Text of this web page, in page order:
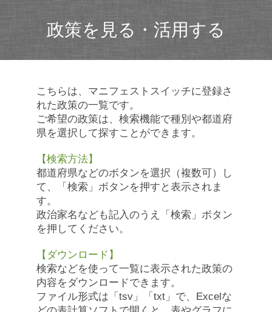
政策を見る・活用する
こちらは、マニフェストスイッチに登録さ
れた政策の一覧です。
ご希望の政策は、検索機能で種別や都道府
県を選択して探すことができます。
【検索方法】
都道府県などのボタンを選択（複数可）し
て、「検索」ボタンを押すと表示されま
す。
政治家名なども記入のうえ「検索」ボタン
を押してください。
【ダウンロード】
検索などを使って一覧に表示された政策の
内容をダウンロードできます。
ファイル形式は「tsv」「txt」で、Excelな